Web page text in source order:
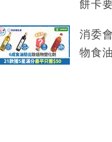
餅卡
消委
物食